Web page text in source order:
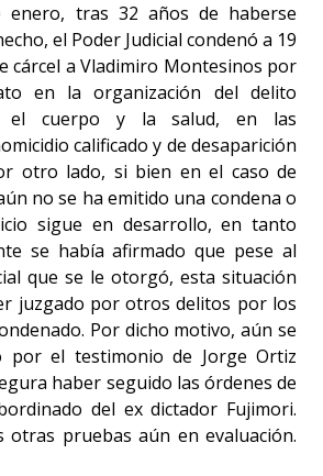
enero, tras 32 años de haberse
el Poder Judicial condenó a 19
cárcel a Vladimiro Montesinos por
en la organización del delito
el cuerpo y la salud, en las
calificado y de desaparición
otro lado, si bien en el caso de
no se ha emitido una condena o
sigue en desarrollo, en tanto
se había afirmado que pese al
que se le otorgó, esta situación
juzgado por otros delitos por los
Por dicho motivo, aún se
por el testimonio de Jorge Ortiz
haber seguido las órdenes de
del ex dictador Fujimori.
otras pruebas aún en evaluación.